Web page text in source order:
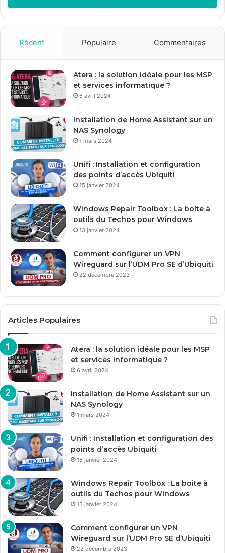
e
z
r
e
a
d
s
e
m
a
Récent Populaire Commentaires
Atera : la solution idéale pour les MSP
et services informatique ?
6 avril 2024
Installation de Home Assistant sur un
NAS Synology
1 mars 2024
Unifi : Installation et configuration
des points d’accès Ubiquiti
15 janvier 2024
Windows Repair Toolbox : La boite à
outils du Techos pour Windows
13 janvier 2024
Comment configurer un VPN
Wireguard sur l’UDM Pro SE d’Ubiquiti
22 décembre 2023
Articles Populaires
Atera : la solution idéale pour les MSP
et services informatique ?
6 avril 2024
Installation de Home Assistant sur un
NAS Synology
1 mars 2024
Unifi : Installation et configuration des
points d’accès Ubiquiti
15 janvier 2024
Windows Repair Toolbox : La boite à
outils du Techos pour Windows
13 janvier 2024
Comment configurer un VPN
Wireguard sur l’UDM Pro SE d’Ubiquiti
22 décembre 2023